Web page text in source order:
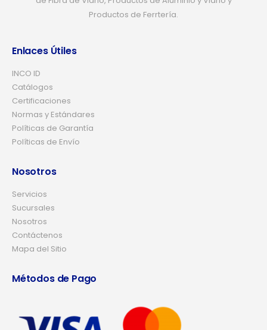
Productos de Ferrtería.
Enlaces Útiles
INCO ID
Catálogos
Certificaciones
Normas y Estándares
Políticas de Garantía
Políticas de Envío
Nosotros
Servicios
Sucursales
Nosotros
Contáctenos
Mapa del Sitio
Métodos de Pago